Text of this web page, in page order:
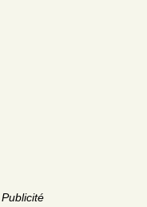
Publicité